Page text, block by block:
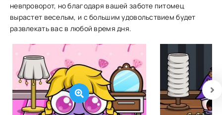
невпроворот, но благодаря вашей заботе питомец
вырастет веселым, и с большим удовольствием будет
развлекать вас в любой время дня.